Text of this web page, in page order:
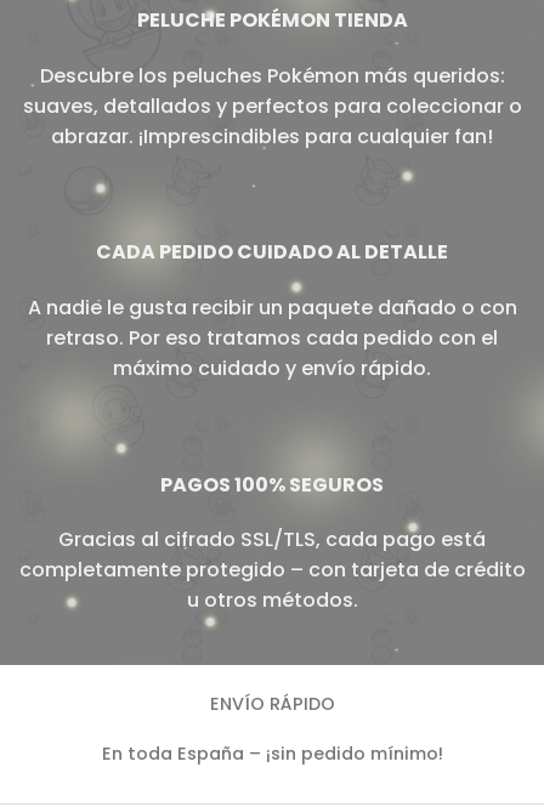
PELUCHE POKÉMON TIENDA
Descubre los peluches Pokémon más queridos:
suaves, detallados y perfectos para coleccionar o
abrazar. ¡Imprescindibles para cualquier fan!
CADA PEDIDO CUIDADO AL DETALLE
A nadie le gusta recibir un paquete dañado o con
retraso. Por eso tratamos cada pedido con el
máximo cuidado y envío rápido.
PAGOS 100% SEGUROS
Gracias al cifrado SSL/TLS, cada pago está
completamente protegido – con tarjeta de crédito
u otros métodos.
ENVÍO RÁPIDO
En toda España – ¡sin pedido mínimo!